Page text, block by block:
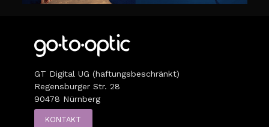
GT Digital UG (haftungsbeschränkt)
Regensburger Str. 28
90478 Nürnberg
KONTAKT